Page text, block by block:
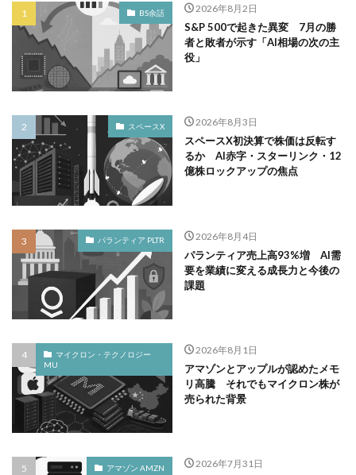
BS余話 2026年8月2日
S&P 500で起きた異変 7月の勝
者と敗者が示す「AI相場の次の主
役」
スペースX 2026年8月3日
スペースX初決算で株価は反転す
るか AI赤字・スターリンク・12
億株ロックアップの焦点
パランティア PLTR 2026年8月4日
パランティア売上高93%増 AI需
要を業績に変える成長力と今後の
課題
マイクロン・テクノロジー
MU
2026年8月1日
アマゾンとアップルが認めたメモ
リ高騰 それでもマイクロン株が
売られた背景
アマゾン AMZN 2026年7月31日